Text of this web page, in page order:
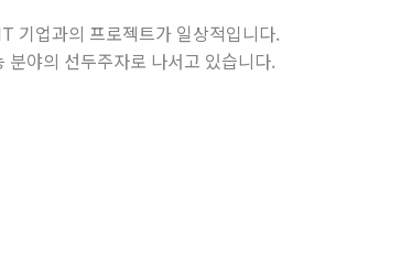
기업과의 프로젝트가 일상적입니다.
분야의 선두주자로 나서고 있습니다.